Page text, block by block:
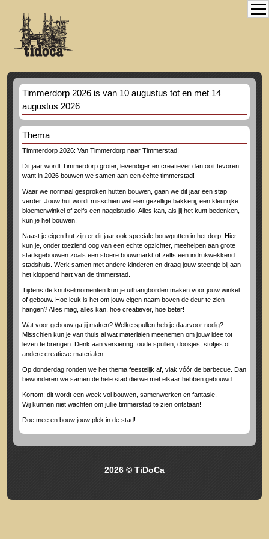
Timmerdorp 2026 is van 10 augustus tot en met 14
augustus 2026
Thema
Timmerdorp 2026: Van Timmerdorp naar Timmerstad!
Dit jaar wordt Timmerdorp groter, levendiger en creatiever dan ooit tevoren…
want in 2026 bouwen we samen aan een échte timmerstad!
Waar we normaal gesproken hutten bouwen, gaan we dit jaar een stap
verder. Jouw hut wordt misschien wel een gezellige bakkerij, een kleurrijke
bloemenwinkel of zelfs een nagelstudio. Alles kan, als jij het kunt bedenken,
kun je het bouwen!
Naast je eigen hut zijn er dit jaar ook speciale bouwputten in het dorp. Hier
kun je, onder toeziend oog van een echte opzichter, meehelpen aan grote
stadsgebouwen zoals een stoere bouwmarkt of zelfs een indrukwekkend
stadshuis. Werk samen met andere kinderen en draag jouw steentje bij aan
het kloppend hart van de timmerstad.
Tijdens de knutselmomenten kun je uithangborden maken voor jouw winkel
of gebouw. Hoe leuk is het om jouw eigen naam boven de deur te zien
hangen? Alles mag, alles kan, hoe creatiever, hoe beter!
Wat voor gebouw ga jij maken? Welke spullen heb je daarvoor nodig?
Misschien kun je van thuis al wat materialen meenemen om jouw idee tot
leven te brengen. Denk aan versiering, oude spullen, doosjes, stofjes of
andere creatieve materialen.
Op donderdag ronden we het thema feestelijk af, vlak vóór de barbecue. Dan
bewonderen we samen de hele stad die we met elkaar hebben gebouwd.
Kortom: dit wordt een week vol bouwen, samenwerken en fantasie.
Wij kunnen niet wachten om jullie timmerstad te zien ontstaan!
Doe mee en bouw jouw plek in de stad!
2026 © TiDoCa